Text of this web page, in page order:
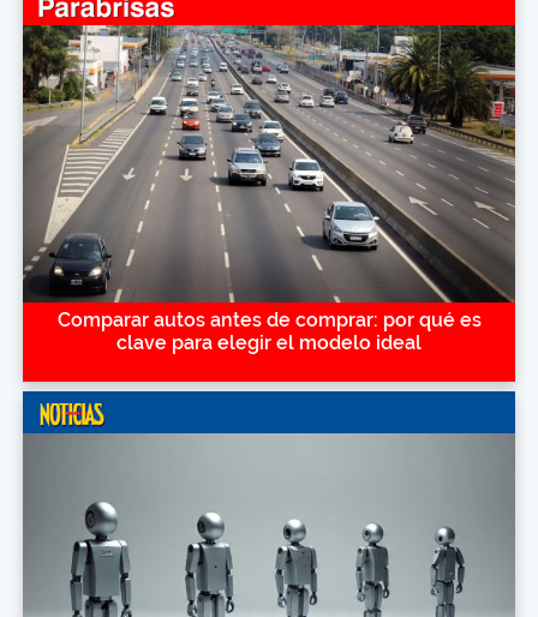
Comparar autos antes de comprar: por qué es
clave para elegir el modelo ideal